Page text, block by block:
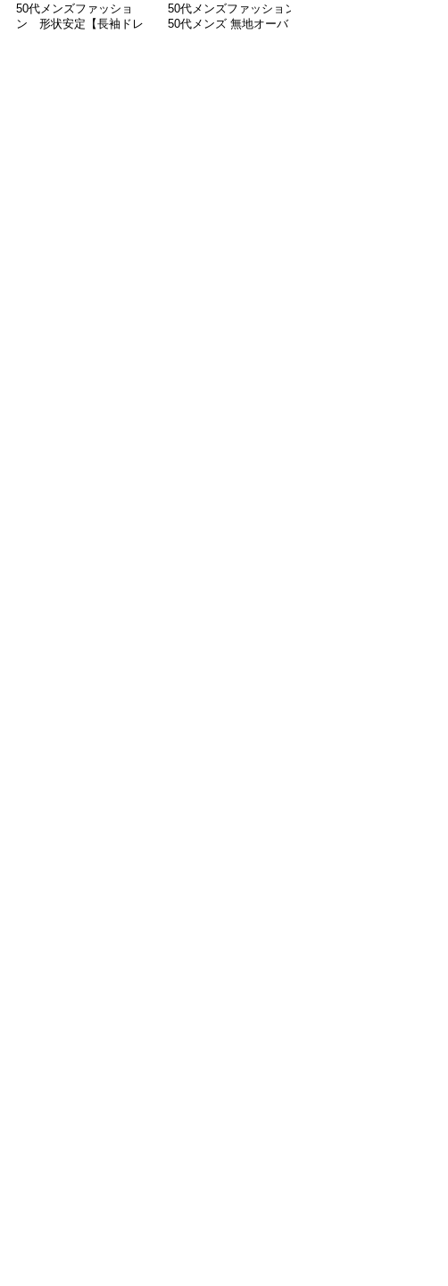
50代メンズファッショ
ン 形状安定【長袖ドレ
50代メンズファッション
50代メンズ 無地オーバ